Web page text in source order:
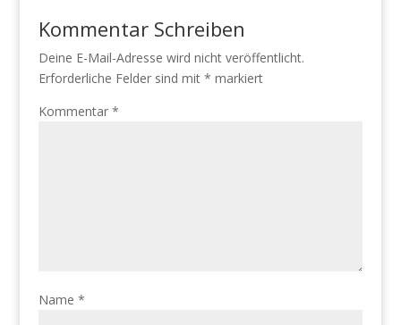
Kommentar Schreiben
Deine E-Mail-Adresse wird nicht veröffentlicht.
Erforderliche Felder sind mit * markiert
Kommentar *
Name *